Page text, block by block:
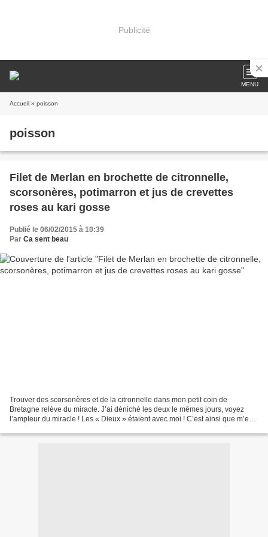
Publicité
MENU
Accueil » poisson
poisson
Filet de Merlan en brochette de citronnelle,
scorsonères, potimarron et jus de crevettes
roses au kari gosse
Publié le 06/02/2015 à 10:39
Par Ca sent beau
Trouver des scorsonères et de la citronnelle dans mon petit coin de
Bretagne relève du miracle. J’ai déniché les deux le mêmes jours, voyez
l’ampleur du miracle ! Les « Dieux » étaient avec moi ! C’est ainsi que m’est